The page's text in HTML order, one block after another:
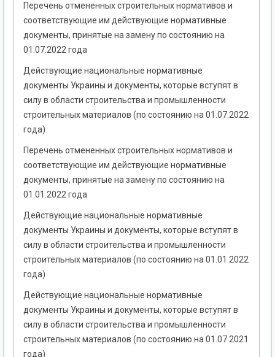
Перечень отмененных строительных нормативов и
соответствующие им действующие нормативные
документы, принятые на замену по состоянию на
01.07.2022 года
Действующие национальные нормативные
документы Украины и документы, которые вступят в
силу в области строительства и промышленности
строительных материалов (по состоянию на 01.07.2022
года)
Перечень отмененных строительных нормативов и
соответствующие им действующие нормативные
документы, принятые на замену по состоянию на
01.01.2022 года
Действующие национальные нормативные
документы Украины и документы, которые вступят в
силу в области строительства и промышленности
строительных материалов (по состоянию на 01.01.2022
года)
Действующие национальные нормативные
документы Украины и документы, которые вступят в
силу в области строительства и промышленности
строительных материалов (по состоянию на 01.07.2021
года)